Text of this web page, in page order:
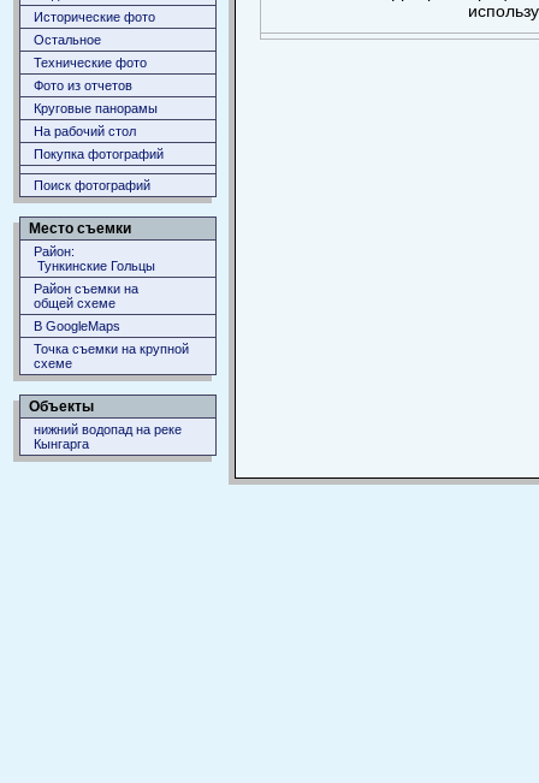
Исторические фото
Остальное
Технические фото
Фото из отчетов
Круговые панорамы
На рабочий стол
Покупка фотографий
Поиск фотографий
Место съемки
Район:
Тункинские Гольцы
Район съемки на
общей схеме
В GoogleMaps
Точка съемки на крупной
схеме
Объекты
нижний водопад на реке
Кынгарга